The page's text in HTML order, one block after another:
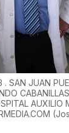
. SAN JUAN
AUXILIO
(